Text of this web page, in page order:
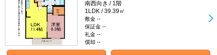
南西向き / 1階
1LDK / 39.39㎡
敷金 --
保証金 --
礼金 --
償却 --